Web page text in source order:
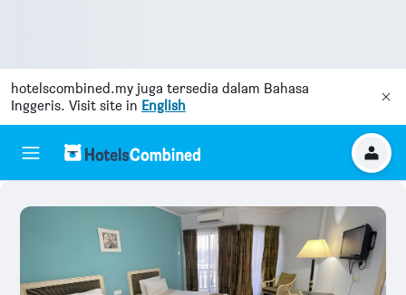
hotelscombined.my juga tersedia dalam Bahasa
Inggeris. Visit site in English